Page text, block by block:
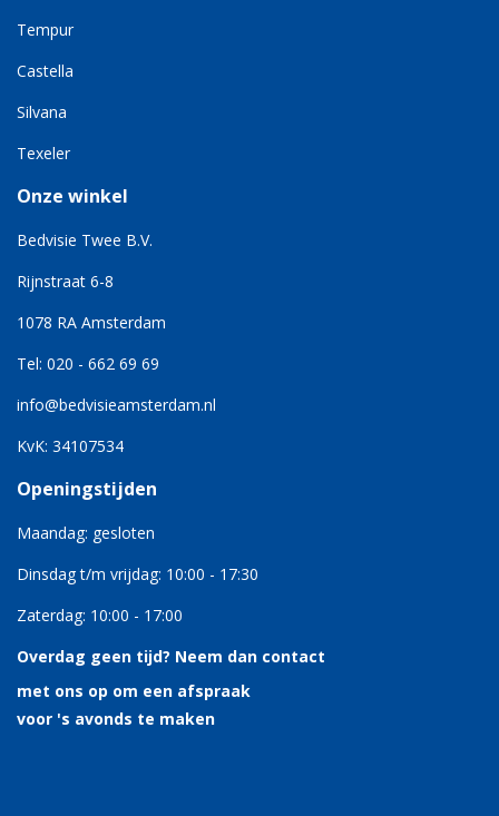
Tempur
Castella
Silvana
Texeler
Onze winkel
Bedvisie Twee B.V.
Rijnstraat 6-8
1078 RA Amsterdam
Tel: 020 - 662 69 69
info@bedvisieamsterdam.nl
KvK: 34107534
Openingstijden
Maandag: gesloten
Dinsdag t/m vrijdag: 10:00 - 17:30
Zaterdag: 10:00 - 17:00
Overdag geen tijd? Neem dan contact
met ons op om een afspraak
voor 's avonds te maken